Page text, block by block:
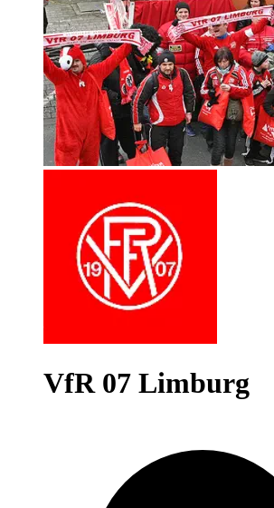
VfR 07 Limburg